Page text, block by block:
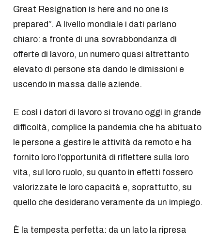
Great Resignation is here and no one is
prepared”. A livello mondiale i dati parlano
chiaro: a fronte di una sovrabbondanza di
offerte di lavoro, un numero quasi altrettanto
elevato di persone sta dando le dimissioni e
uscendo in massa dalle aziende.
E così i datori di lavoro si trovano oggi in grande
difficoltà, complice la pandemia che ha abituato
le persone a gestire le attività da remoto e ha
fornito loro l’opportunità di riflettere sulla loro
vita, sul loro ruolo, su quanto in effetti fossero
valorizzate le loro capacità e, soprattutto, su
quello che desiderano veramente da un impiego.
È la tempesta perfetta: da un lato la ripresa